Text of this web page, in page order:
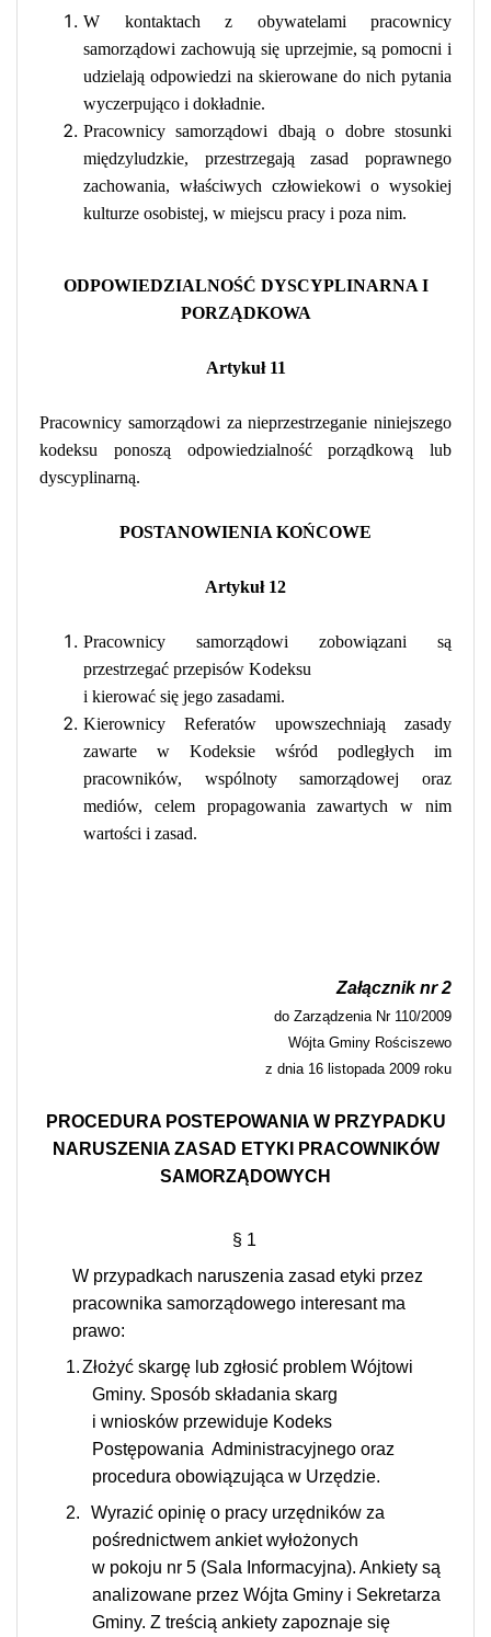
W kontaktach z obywatelami pracownicy
samorządowi zachowują się uprzejmie, są pomocni i
udzielają odpowiedzi na skierowane do nich pytania
wyczerpująco i dokładnie.
Pracownicy samorządowi dbają o dobre stosunki
międzyludzkie, przestrzegają zasad poprawnego
zachowania, właściwych człowiekowi o wysokiej
kulturze osobistej, w miejscu pracy i poza nim.
ODPOWIEDZIALNOŚĆ DYSCYPLINARNA I
PORZĄDKOWA
Artykuł 11
Pracownicy samorządowi za nieprzestrzeganie niniejszego
kodeksu ponoszą odpowiedzialność porządkową lub
dyscyplinarną.
POSTANOWIENIA KOŃCOWE
Artykuł 12
Pracownicy samorządowi zobowiązani są
przestrzegać przepisów Kodeksu
i kierować się jego zasadami.
Kierownicy Referatów upowszechniają zasady
zawarte w Kodeksie wśród podległych im
pracowników, wspólnoty samorządowej oraz
mediów, celem propagowania zawartych w nim
wartości i zasad.
Załącznik nr 2
do Zarządzenia Nr 110/2009
Wójta Gminy Rościszewo
z dnia 16 listopada 2009 roku
PROCEDURA POSTEPOWANIA W PRZYPADKU
NARUSZENIA ZASAD ETYKI PRACOWNIKÓW
SAMORZĄDOWYCH
§ 1
W przypadkach naruszenia zasad etyki przez
pracownika samorządowego interesant ma
prawo:
1.Złożyć skargę lub zgłosić problem Wójtowi
Gminy. Sposób składania skarg
i wniosków przewiduje Kodeks
Postępowania Administracyjnego oraz
procedura obowiązująca w Urzędzie.
2.
Wyrazić opinię o pracy urzędników za
pośrednictwem ankiet wyłożonych
w pokoju nr 5 (Sala Informacyjna). Ankiety są
analizowane przez Wójta Gminy i Sekretarza
Gminy. Z treścią ankiety zapoznaje się